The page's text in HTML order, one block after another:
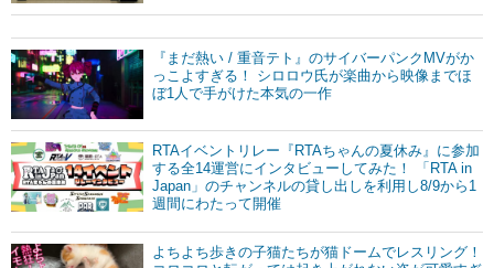
『まだ熱い / 重音テト』のサイバーパンクMVがか
っこよすぎる！ シロロウ氏が楽曲から映像までほ
ぼ1人で手がけた本気の一作
RTAイベントリレー『RTAちゃんの夏休み』に参加
する全14運営にインタビューしてみた！ 「RTA in
Japan」のチャンネルの貸し出しを利用し8/9から1
週間にわたって開催
よちよち歩きの子猫たちが猫ドームでレスリング！